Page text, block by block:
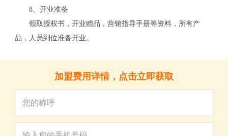
8、开业准备
领取授权书，开业赠品，营销指导手册等资料，所有产
品，人员到位准备开业。
加盟费用详情，点击立即获取